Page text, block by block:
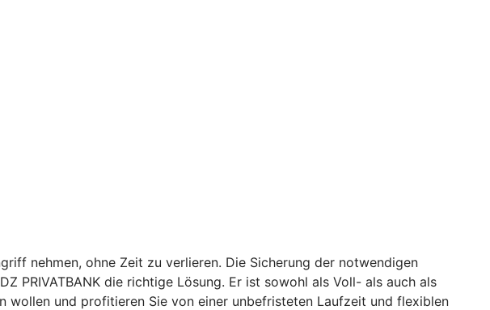
nehmen, ohne Zeit zu verlieren. Die Sicherung der notwendigen
PRIVATBANK die richtige Lösung. Er ist sowohl als Voll- als auch als
wollen und profitieren Sie von einer unbefristeten Laufzeit und flexiblen